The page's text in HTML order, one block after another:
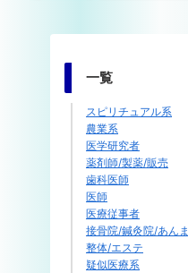
一覧
スピリチュアル系
農業系
医学研究者
薬剤師/製薬/販売
歯科医師
医師
医療従事者
接骨院/鍼灸院/あんま
整体/エステ
疑似医療系